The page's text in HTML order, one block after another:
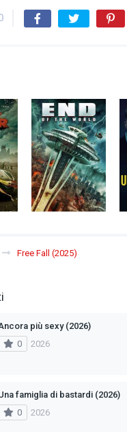
Free Fall (2025)
più sexy (2026)
0
2026
famiglia di bastardi (2026)
0
2026